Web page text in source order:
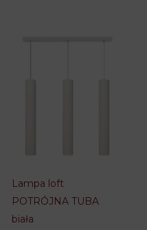
Lampa loft
POTRÓJNA TUBA
biała